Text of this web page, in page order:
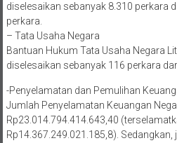
diselesaikan sebanyak 8.310 perkara
perkara.
– Tata Usaha Negara
Bantuan Hukum Tata Usaha Negara
diselesaikan sebanyak 116 perkara
-Penyelamatan dan Pemulihan
Jumlah Penyelamatan Keuangan
Rp23.014.794.414.643,40
Rp14.367.249.021.185,8).